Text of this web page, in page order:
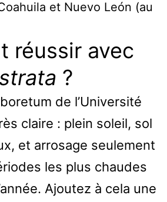
et Nuevo León (au
réussir avec
?
de l’Université
claire : plein soleil, sol
et arrosage seulement
les plus chaudes
Ajoutez à cela une